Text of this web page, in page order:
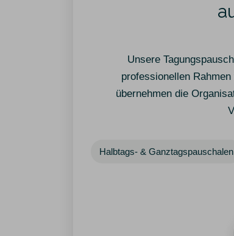
Unsere
professionellen
übernehmen die
Halbtags- & Ganztagspauschalen